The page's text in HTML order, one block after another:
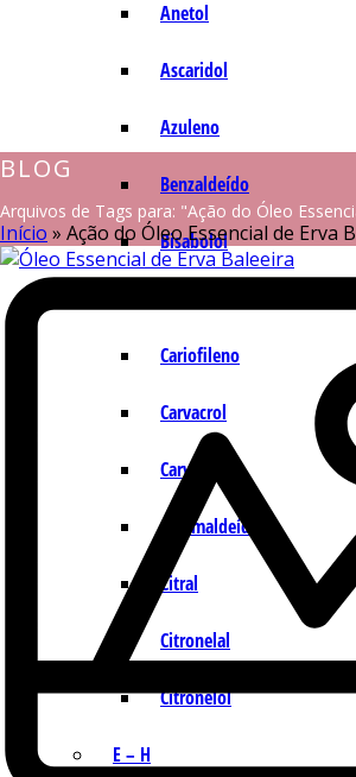
Anetol
Ascaridol
Azuleno
Benzaldeído
Bisabolol
Cariofileno
Carvacrol
Carvona
Cinamaldeído
Citral
Citronelal
Citronelol
E – H
BLOG
Arquivos de Tags para: "Ação do Óleo
Início » Ação do Óleo Essencial de Erva